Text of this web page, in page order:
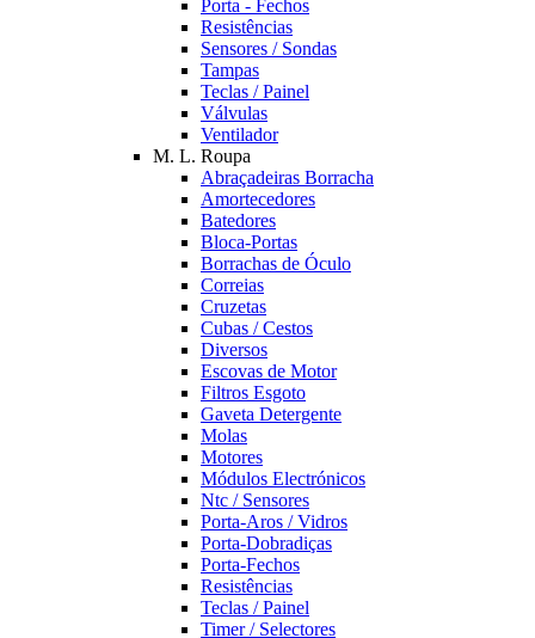
Porta - Fechos
Resistências
Sensores / Sondas
Tampas
Teclas / Painel
Válvulas
Ventilador
M. L. Roupa
Abraçadeiras Borracha
Amortecedores
Batedores
Bloca-Portas
Borrachas de Óculo
Correias
Cruzetas
Cubas / Cestos
Diversos
Escovas de Motor
Filtros Esgoto
Gaveta Detergente
Molas
Motores
Módulos Electrónicos
Ntc / Sensores
Porta-Aros / Vidros
Porta-Dobradiças
Porta-Fechos
Resistências
Teclas / Painel
Timer / Selectores